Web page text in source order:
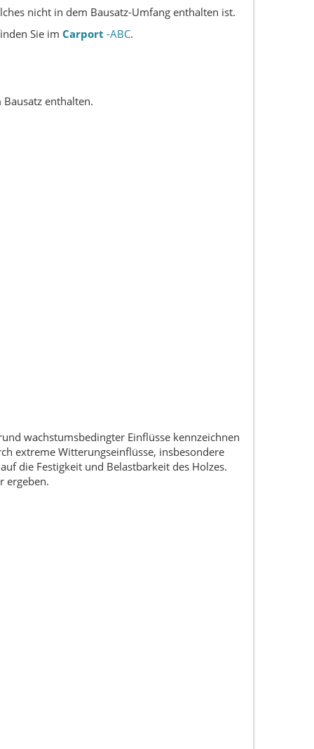
nicht in dem Bausatz-Umfang enthalten ist.
Sie im Carport -ABC.
enthalten.
wachstumsbedingter Einflüsse kennzeichnen
extreme Witterungseinflüsse, insbesondere
die Festigkeit und Belastbarkeit des Holzes.
ergeben.